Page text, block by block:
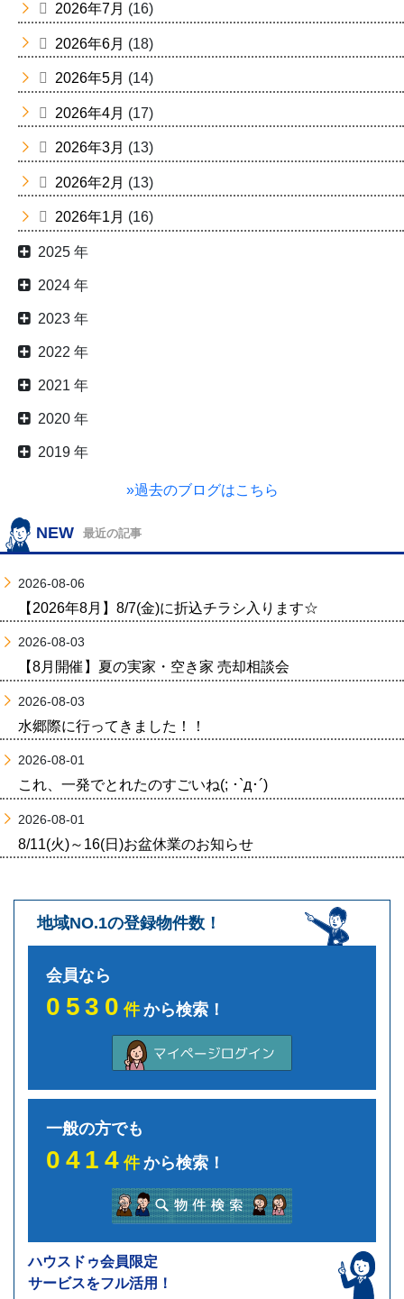
2026年7月 (16)
2026年6月 (18)
2026年5月 (14)
2026年4月 (17)
2026年3月 (13)
2026年2月 (13)
2026年1月 (16)
2025 年
2024 年
2023 年
2022 年
2021 年
2020 年
2019 年
»過去のブログはこちら
NEW 最近の記事
2026-08-06
【2026年8月】8/7(金)に折込チラシ入ります☆
2026-08-03
【8月開催】夏の実家・空き家 売却相談会
2026-08-03
水郷際に行ってきました！！
2026-08-01
これ、一発でとれたのすごいね(; ･`д･´)
2026-08-01
8/11(火)～16(日)お盆休業のお知らせ
地域NO.1の登録物件数！
会員なら
0530件から検索！
一般の方でも
0414件から検索！
ハウスドゥ会員限定
サービスをフル活用！